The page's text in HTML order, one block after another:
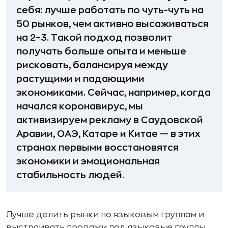
себя: лучше работать по чуть-чуть на
50 рынков, чем активно высаживаться
на 2–3. Такой подход позволит
получать больше опыта и меньше
рисковать, балансируя между
растущими и падающими
экономиками. Сейчас, например, когда
начался коронавирус, мы
активизируем рекламу в Саудовской
Аравии, ОАЭ, Катаре и Китае — в этих
странах первыми восстановятся
экономики и эмоциональная
стабильность людей.
Лучше делить рынки по языковым группам и